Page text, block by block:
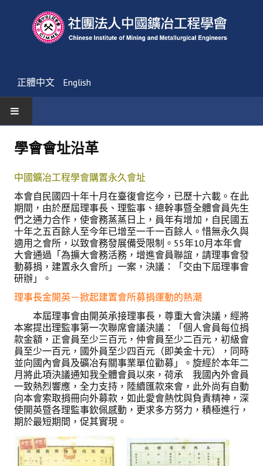
正體中文 English
首頁
活動通告
友會消息
學會簡介
理事長的話
學會會史
學會會歌
學會會址沿革
學會組織與架構
架構圖
理監事會
現任學會職員錄
重要章則
學會會址沿革
中國鑛冶工程學會購置永久會址
本會自民國四十年十月在臺復會迄今，已歷十六載。在此
期間，由於歷屆理事長、理監事、總幹事暨全體會員先生
們之通力合作，使會務蒸蒸日上，員年有增加，自民國五
十年之五百餘人至今年已增至一千一百餘人。惜無永久與
適用之會所，以致會務發展備受限制。55年10月本年會
大會通過「為擴大會務活務，增進會員聯誼，請理事會發
動募捐，建置永久會所」一案，決議：「交由下屆理事會
研辦」。
理事長金開英－掀起建置會所募捐運動的熱潮
本屆理事會由開英承接理事長，尊重大會決議，經將
本案提出理監事第一次聯席會議決議：「個人會員每位捐
款金額，正會員至少三百元，仲會員至少二百元，初級會
員至少一百元，國外員至少四百元（即美金十元），同時
並向國內會員及礦冶有關事業單位勸募」。旋經於本年二
月將此項決議通知我全體會員以來，荷承 我國內外會員
一致熱烈響應，全力支持，陸續匯款來會，此外尚有自動
向本會索取捐冊向外募款，如此愛會熱忱與負責精神，深
使開英暨各理監事欽佩感動，更求多方努力，積極進行，
期於最短期間，促其實現。